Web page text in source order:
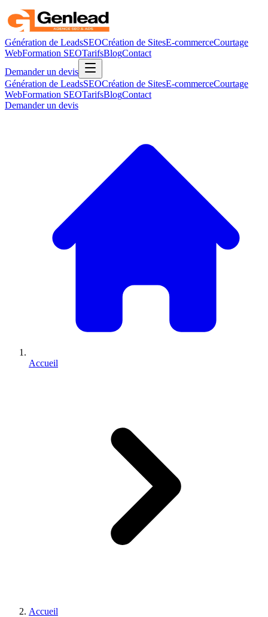
Génération de LeadsSEOCréation de SitesE-commerceCourtage
WebFormation SEOTarifsBlogContact
Demander un devis
Génération de LeadsSEOCréation de SitesE-commerceCourtage
WebFormation SEOTarifsBlogContact
Demander un devis
Accueil
Accueil